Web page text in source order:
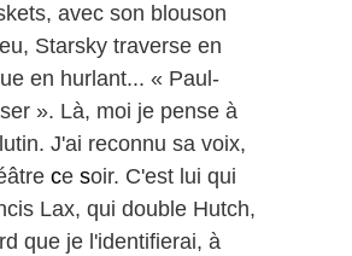
avec son blouson
Starsky traverse en
en hurlant... « Paul-
». Là, moi je pense à
J'ai reconnu sa voix,
ce soir. C'est lui qui
Lax, qui double Hutch,
que je l'identifierai, à